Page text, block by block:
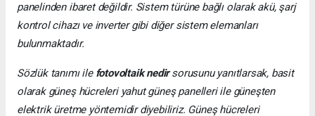
panelinden ibaret değildir. Sistem türüne bağlı olarak akü, şarj
kontrol cihazı ve inverter gibi diğer sistem elemanları
bulunmaktadır.
Sözlük tanımı ile fotovoltaik nedirsorusunu yanıtlarsak, basit
olarak güneş hücreleri yahut güneş panelleri ile güneşten
elektrik üretme yöntemidir diyebiliriz. Güneş hücreleri